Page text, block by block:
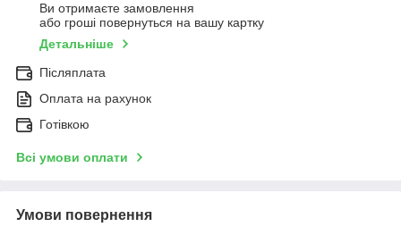
Ви отримаєте замовлення
або гроші повернуться на вашу картку
Детальніше
Післяплата
Оплата на рахунок
Готівкою
Всі умови оплати
Умови повернення